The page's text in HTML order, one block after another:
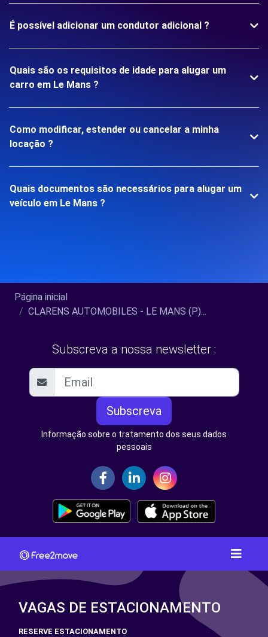
É possível adicionar um condutor adicional ?
Quais são os requisitos de idade para alugar um
carro em Le Mans ?
Como modificar, estender ou cancelar a minha
locação ?
Quais documentos são necessários para alugar um
veículo em Le Mans ?
Página inicial
CLARENS AUTOMOBILES - LE MANS (P)...
Subscreva a nossa newsletter :
Subscreva
Informação sobre o tratamento dos seus dados
pessoais
VAGAS DE ESTACIONAMENTO
RESERVE ESTACIONAMENTO